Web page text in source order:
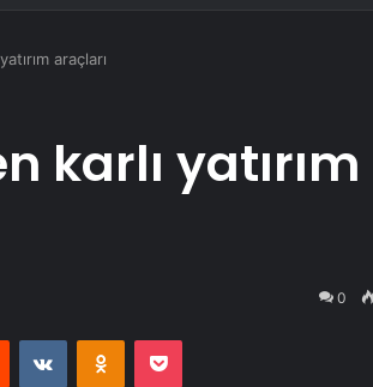
araçları
karlı yatırım
0
Reddit VKontakteOdnoklassniki
Pocket